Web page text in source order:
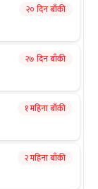
२० दिन बाँकी
२७ दिन बाँकी
१ महिना बाँकी
२ महिना बाँकी